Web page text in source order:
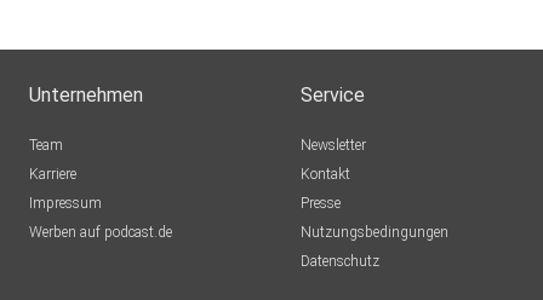
Unternehmen
Team
Karriere
Impressum
Werben auf podcast.de
Service
Newsletter
Kontakt
Presse
Nutzungsbedingungen
Datenschutz